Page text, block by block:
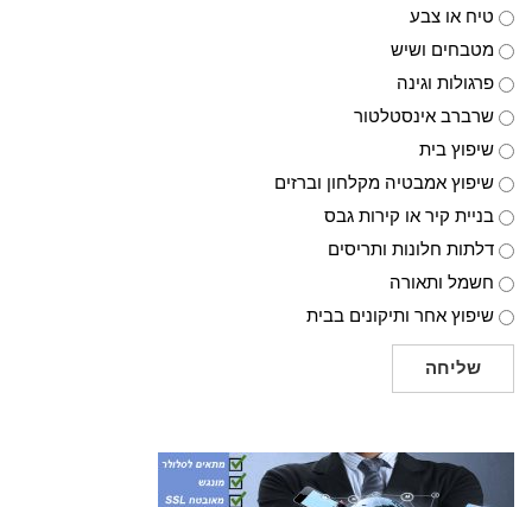
טיח או צבע
מטבחים ושיש
פרגולות וגינה
שרברב אינסטלטור
שיפוץ בית
שיפוץ אמבטיה מקלחון וברזים
בניית קיר או קירות גבס
דלתות חלונות ותריסים
חשמל ותאורה
שיפוץ אחר ותיקונים בבית
שליחה